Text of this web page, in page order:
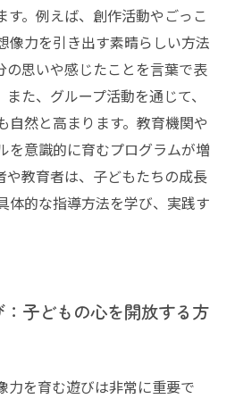
す。例えば、創作活動やごっこ
像力を引き出す素晴らしい方法
の思いや感じたことを言葉で表
た、グループ活動を通じて、
自然と高まります。教育機関や
を意識的に育むプログラムが増
や教育者は、子どもたちの成長
体的な指導方法を学び、実践す
子どもの心を開放する方
力を育む遊びは非常に重要で